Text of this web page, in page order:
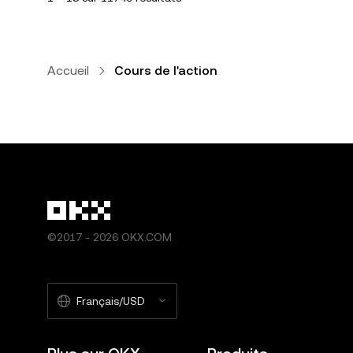
Accueil Cours de l'action
©2017 - 2026 OKX.COM
Français/USD